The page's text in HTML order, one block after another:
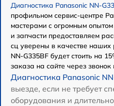
Диагностика Panasonic NN-
профильном сервис-центре
мастерами с огромным
и запчасти предоставляем
сц уверены в качестве наших
NN-G335BF будет стоить на
заказа на сайте через
Диагностика Panasonic
выезде, если не требует
оборудования и